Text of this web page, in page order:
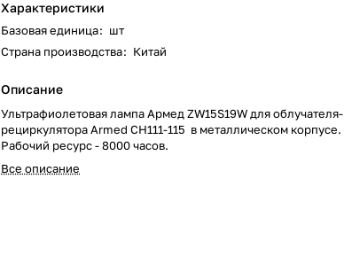
Характеристики
Базовая единица: шт
Страна производства: Китай
Описание
Ультрафиолетовая лампа Армед ZW15S19W для облучателя-
рециркулятора Armed CH111-115 в металлическом корпусе.
Рабочий ресурс - 8000 часов.
Все описание